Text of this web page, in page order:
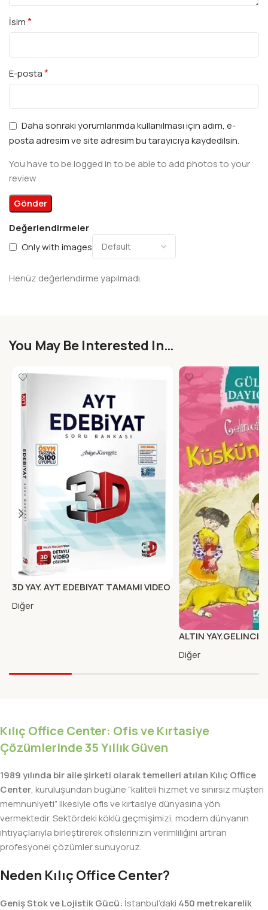
Değerlendirmeler
Only with images
Henüz değerlendirme yapılmadı.
İsim*
E-posta*
Daha sonraki yorumlarımda kullanılması için adım, e-
posta adresim ve site adresim bu tarayıcıya kaydedilsin.
You have to be logged in to be able to add photos to your
review.
You May Be Interested In…
3D YAY. AYT EDEBIYAT TAMAMI VIDEO
COZUMLU SORU BAN
Diğer
ALTIN
AYICIK
Diğer
Kılıç Office Center: Ofis ve Kırtasiye
Çözümlerinde 35 Yıllık Güven
1989 yılında bir aile şirketi olarak temelleri atılan Kılıç Office
Center, kuruluşundan bugüne “kaliteli hizmet ve sınırsız müşteri
memnuniyeti” ilkesiyle ofis ve kırtasiye dünyasına yön
vermektedir. Sektördeki köklü geçmişimizi, modern dünyanın
ihtiyaçlarıyla birleştirerek ofislerinizin verimliliğini artıran
profesyonel çözümler sunuyoruz.
Neden Kılıç Office Center?
Geniş Stok ve Lojistik Gücü: İstanbul’daki 450 metrekarelik